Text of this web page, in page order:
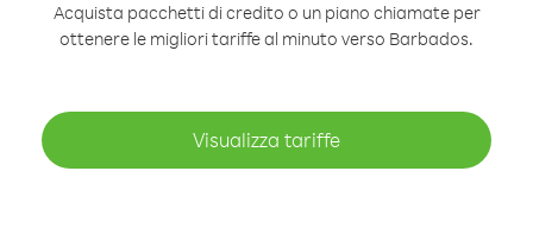
Acquista pacchetti di credito o un piano chiamate per
ottenere le migliori tariffe al minuto verso Barbados.
Visualizza tariffe